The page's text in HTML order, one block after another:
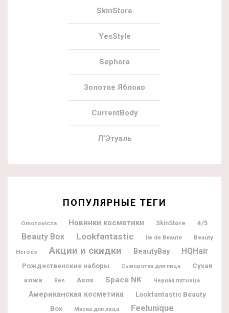
SkinStore
YesStyle
Sephora
Золотое Яблоко
CurrentBody
Л’Этуаль
ПОПУЛЯРНЫЕ ТЕГИ
Omorovicza Новинки косметики SkinStore 4/5
Beauty Box Lookfantastic Ile de Beaute
Beauty
Heroes
Акции и скидки BeautyBay HQHair
Рождественские наборы Сыворотка для лица
Сухая
кожа
Ren Asos Space NK Черная пятница
Американская косметика
Lookfantastic Beauty
Box
Маска для лица Feelunique